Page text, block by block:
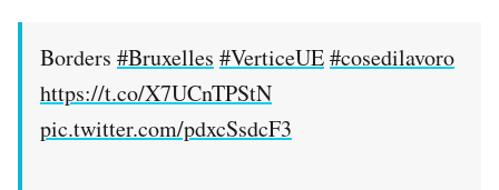
Borders #Bruxelles #VerticeUE#cosedilavoro
https://t.co/X7UCnTPStN
pic.twitter.com/pdxcSsdcF3